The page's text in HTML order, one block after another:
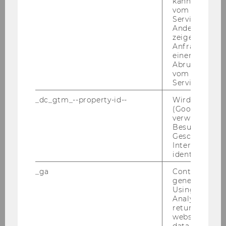
Be­schäf­ti­gungs­aus­maß: 75% (30
Personalentwicklungsplan für Uni­ver­si­täts­as­sis­
tent/in prae doc eine ma­xi­ma­le Be­fris­tungs­
dau­er von sechs Jah­ren vor­sieht. Be­wer­
ber/innen, die be­reits als Er­satz­kräf­te an der
WU be­schäf­tigt sind, kön­nen daher nur mehr
für die auf sechs Jahre feh­len­de Zeit ein­ge­stellt
wer­den. Die Wie­der­be­stel­lung von Per­so­nen,
die be­reits eine Stel­le als Uni­ver­si­täts­as­sis­
tent/in prae doc inne hat­ten, ist le­dig­lich auf
eine Stel­le eines Uni­ver­si­täts­as­sis­ten­ten post
Ten­ure Track
Un­ter­stüt­zung und Mit­ar­beit bei der Ent­wick­
lung quan­ti­ta­ti­ver Mo­del­le und deren soft­ware­
vom AMP-
Service
Andere
zeigen Opt-
Anfrage im
einen Fehler
Abrufen
vom AMP
Service an.
_dc_gtm_--property-id--
Wird von
(Google Tag
verwendet,
Besucher
Geschlecht
Interessen zu
identifizieren.
_ga
Contains a
generated
Using this
Analytics can
returning
website and